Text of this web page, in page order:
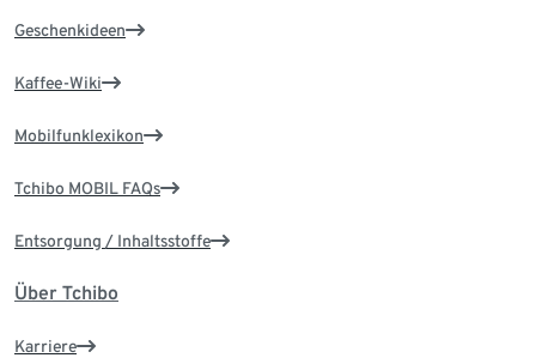
Geschenkideen
Kaffee-Wiki
Mobilfunklexikon
Tchibo MOBIL FAQs
Entsorgung / Inhaltsstoffe
Über Tchibo
Karriere